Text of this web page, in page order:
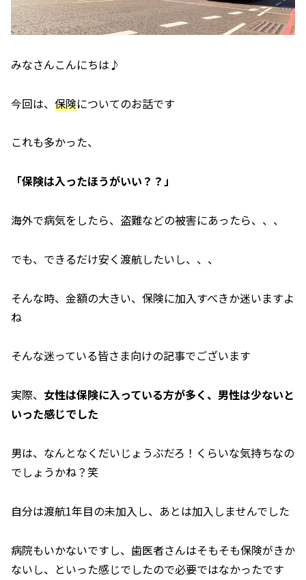
みなさんこんにちは♪
今回は、 保険についてのお話です
これも多かった、
「保険は入ったほうがいい？？」
海外で病気をしたら、盗難などの被害にあったら、、、
でも、できるだけ安く渡航したいし、、、
そんな時、金額の大きい、保険に加入すべきか迷いますよ
ね
そんな迷っている皆さま向けの記事でございます
実際、 女性は保険に入っている方が多く、男性は少ないと
いった感じでした
男は、なんとなくだいじょうぶだろ！くらいな気持ちなの
でしょうかね？笑
自分は渡航1年目の未加入し、あとは加入しませんでした
病院もいかないですし、歯医者さんはそもそも保険がきか
ないし、といった感じでしたので必要ではなかったです